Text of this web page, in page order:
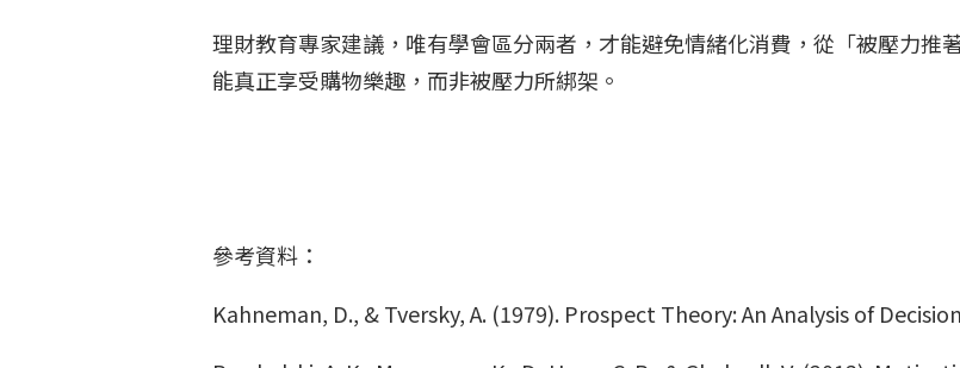
理財教育專家建議，唯有學會區分兩者，才能避免情緒化消費，從「被壓力推
能真正享受購物樂趣，而非被壓力所綁架。
參考資料：
Kahneman, D., & Tversky, A. (1979). Prospect Theory: An Analysis of